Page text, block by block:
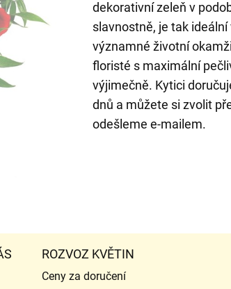
dekorativní zeleň v
slavnostně, je tak
významné životní
floristé s maximální
výjimečně. Kytici
dnů a můžete si zvolit
odešleme e-mailem.
ROZVOZ KVĚTIN
Ceny za doručení